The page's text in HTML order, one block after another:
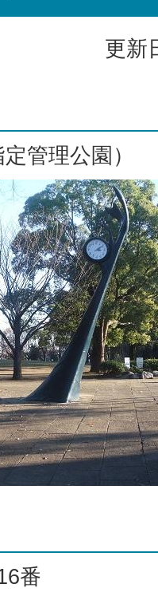
更新
管理公園）
番